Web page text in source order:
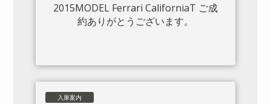
2015MODEL Ferrari CaliforniaT ご成
約ありがとうございます。
入庫案内